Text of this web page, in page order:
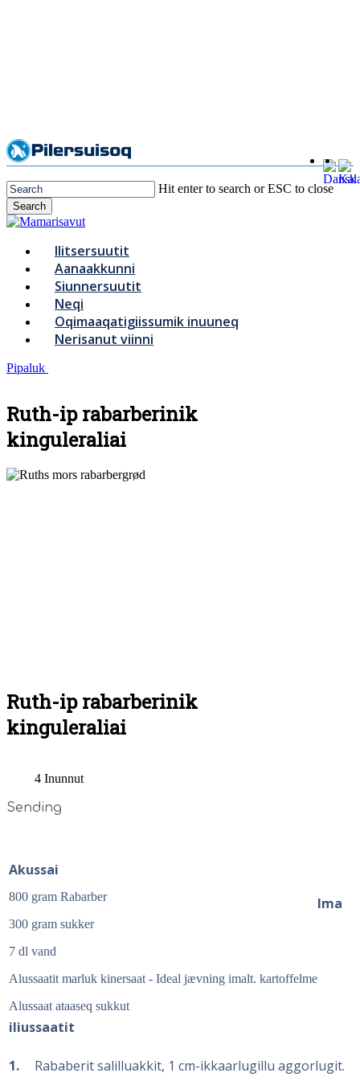
Hit enter to search or ESC to close
Search
Close
Menu
Ilitsersuutit
Aanaakkunni
Siunnersuutit
Neqi
Oqimaaqatigiissumik inuuneq
Nerisanut viinni
Pipaluk
Ruth-ip rabarberinik
kinguleraliai
Ruth-ip rabarberinik
kinguleraliai
4 Inunnut
Sending
Akussai
800 gram Rabarber
300 gram sukker
7 dl vand
Alussaatit marluk kinersaat - Ideal jævning imalt. kartoffelme
Alussaat ataaseq sukkut
Ima
iliussaatit
1
Rababerit salilluakkit, 1 cm-ikkaarlugillu aggorlugit.